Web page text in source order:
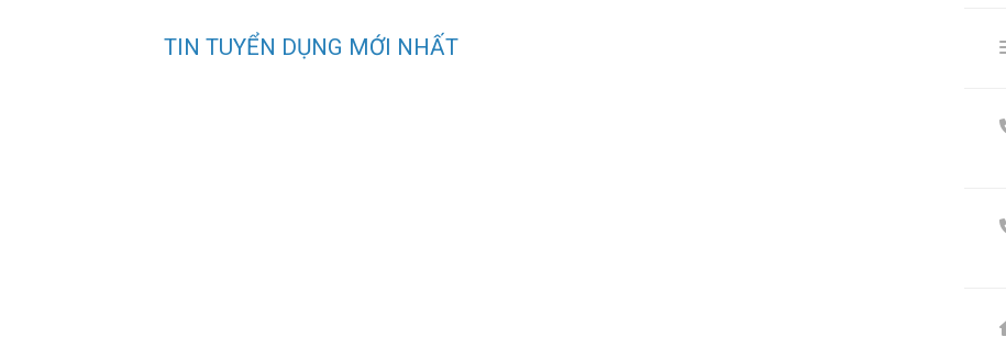
TIN TUYỂN DỤNG MỚI NHẤT